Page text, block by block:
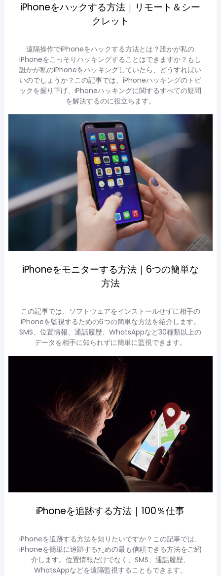
iPhoneをハックする方法｜リモート＆シー
クレット
遠隔操作でiPhoneをハックする方法とは？誰かが私の
iPhoneをこっそりハッキングすることはできますか？もし
誰かが私のiPhoneをハッキングしていたら、どうすればい
いのでしょうか？この記事では、iPhoneハッキングのトピ
ックを掘り下げ、iPhoneハッキングに関するすべての疑問
を解決するのに役立ちます。
iPhoneをモニターする方法｜6つの簡単な
方法
この記事では、ソフトウェアをインストールせずに相手の
iPhoneを監視するための6つの簡単な方法を紹介します。
SMS、位置情報、通話履歴、WhatsAppなど30種類以上の
データを相手に知られずに簡単に監視できます。
iPhoneを追跡する方法｜100％仕事
iPhoneを追跡する方法を知りたいですか？この記事では、
iPhoneを簡単に追跡するための最も信頼できる方法をご紹
介します。位置情報だけでなく、SMS、通話履歴、
WhatsAppなどを遠隔監視することもできます。